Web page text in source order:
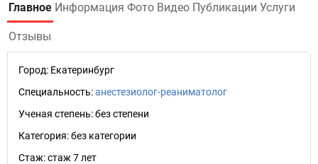
Главное Информация Фото Видео Публикации Услуги
Отзывы
Город: Екатеринбург
Специальность:анестезиолог-реаниматолог
Ученая степень:без степени
Категория:без категории
Стаж:стаж 7 лет